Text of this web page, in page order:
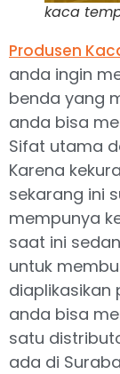
kaca
Produsen
anda ingin
benda yang
anda bisa
Sifat utama
Karena
sekarang ini
mempunya
saat ini
untuk
diaplikasikan
anda bisa
satu
ada di